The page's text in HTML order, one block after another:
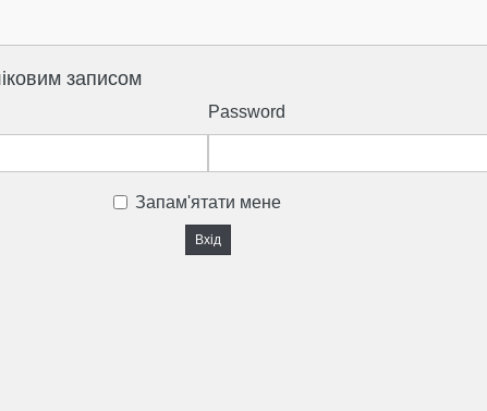
записом
Password
Запам'ятати мене
Вхід